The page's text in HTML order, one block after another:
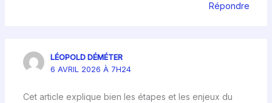
Répondre
LÉOPOLD DÉMÉTER
6 AVRIL 2026 À 7H24
Cet article explique bien les étapes et les enjeux du